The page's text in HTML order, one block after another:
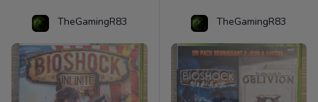
TheGamingR83 TheGamingR83